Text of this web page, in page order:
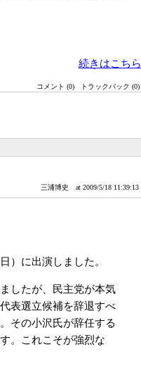
続きはこちら
コメント (0) トラックバック (0)
三浦博史 at 2009/5/18 11:39:13
）に出演しました。
したが、民主党が本気
表選立候補を辞退すべ
その小沢氏が辞任する
。これこそが強烈な